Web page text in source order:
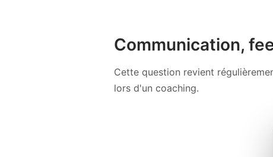
Communication,
Cette question revient
lors d'un coaching.